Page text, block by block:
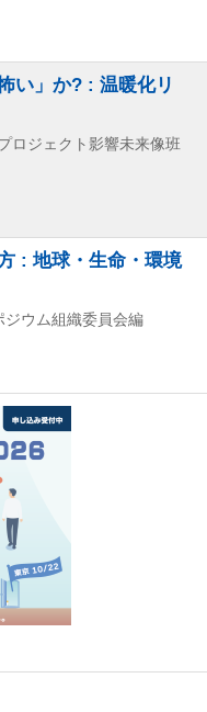
い」か? : 温暖化リ
ロジェクト影響未来像班
: 地球・生命・環境
ウム組織委員会編